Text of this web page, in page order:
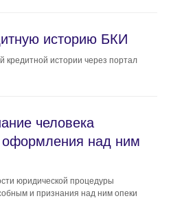
историю БКИ
кредитной истории через портал
человека
над ним
юридической процедуры
и признания над ним опеки